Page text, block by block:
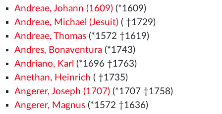
Andreae, Johann (1609)(*1609)
Andreae, Michael (Jesuit)( †1729)
Andreae, Thomas(*1572 †1619)
Andres, Bonaventura(*1743)
Andriano, Karl (*1696 †1763)
Anethan, Heinrich ( †1735)
Angerer, Joseph (1707)(*1707 †1758)
Angerer, Magnus(*1572 †1636)